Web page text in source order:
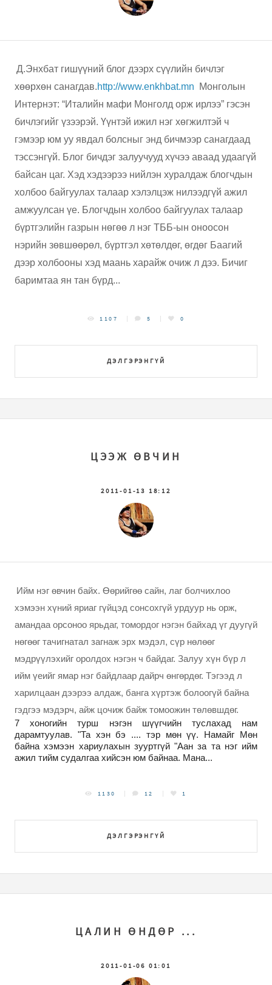
Д.Энхбат гишүүний блог дээрх сүүлийн бичлэг
хөөрхөн санагдав.http://www.enkhbat.mn
Монголын
Интернэт: “Италийн мафи Монголд орж ирлээ” гэсэн
бичлэгийг үзээрэй. Үүнтэй ижил нэг хөгжилтэй ч
гэмээр юм уу явдал болсныг энд бичмээр санагдаад
тэссэнгүй. Блог бичдэг залуучууд хүчээ аваад удаагүй
байсан цаг. Хэд хэдээрээ нийлэн хуралдаж блогчдын
холбоо байгуулах талаар хэлэлцэж нилээдгүй ажил
амжуулсан үе. Блогчдын холбоо байгуулах талаар
бүртгэлийн газрын нөгөө л нэг ТББ-ын оноосон
нэрийн зөвшөөрөл, бүртгэл хөтөлдөг, өгдөг Баагий
дээр холбооны хэд маань харайж очиж л дээ. Бичиг
баримтаа ян тан бүрд...
ДЭЛГЭРЭНГҮЙ
1107 5 0
ЦЭЭЖ ӨВЧИН
2011-01-13 18:12
Ийм нэг өвчин байх. Өөрийгөө сайн, лаг болчихлоо
хэмээн хүний яриаг гүйцэд сонсохгүй урдуур нь орж,
амандаа орсоноо ярьдаг, томордог нэгэн байхад үг дуугүй
нөгөөг тачигнатал загнаж эрх мэдэл, сүр нөлөөг
мэдрүүлэхийг оролдох нэгэн ч байдаг. Залуу хүн бүр л
ийм үеийг ямар нэг байдлаар дайрч өнгөрдөг. Тэгээд л
харилцаан дээрээ алдаж, банга хүртэж болоогүй байна
гэдгээ мэдэрч, айж цочиж байж томоожин төлөвшдөг.
7 хоногийн турш нэгэн шүүгчийн туслахад нам
дарамтуулав. "Та хэн бэ .... тэр мөн үү. Намайг Мөн
байна хэмээн хариулахын зууртгүй "Аан за та нэг ийм
ажил тийм судалгаа хийсэн юм байнаа. Мана...
ДЭЛГЭРЭНГҮЙ
1130 12 1
ЦАЛИН ӨНДӨР ...
2011-01-06 01:01